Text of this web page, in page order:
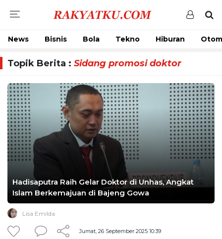
News Bisnis Bola Tekno Hiburan
Topik Berita : Sidang promosi doktor
Hadisaputra Raih Gelar Doktor di Unhas, Angkat
Islam Berkemajuan di Bajeng Gowa
Lisa Emilda
Jumat, 26 September 2025 10:39